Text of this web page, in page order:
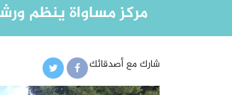
مركز مساواة ينظم ورشات شبابية صيفية لمدة 5
شارك مع أصدقائك